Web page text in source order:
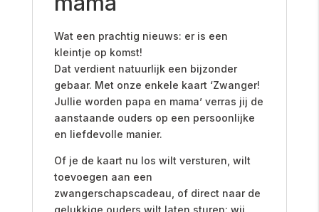
Wat een prachtig nieuws: er is een
kleintje op komst!
Dat verdient natuurlijk een bijzonder
gebaar. Met onze enkele kaart ‘Zwanger!
Jullie worden papa en mama’ verras jij de
aanstaande ouders op een persoonlijke
en liefdevolle manier.
Of je de kaart nu los wilt versturen, wilt
toevoegen aan een
zwangerschapscadeau, of direct naar de
gelukkige ouders wilt laten sturen: wij